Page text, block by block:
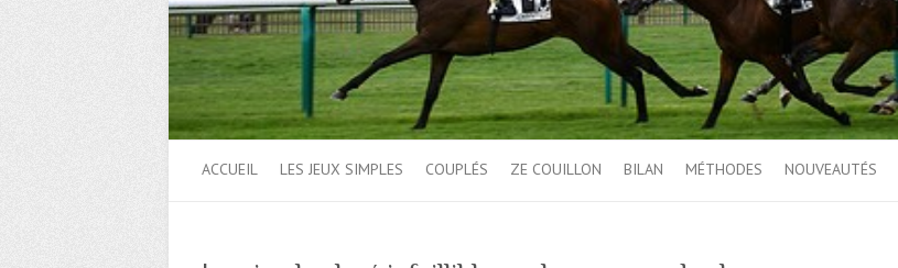
ACCUEIL LES JEUX SIMPLES COUPLÉS ZE COUILLON BILAN MÉTHODES NOUVEAUTÉS